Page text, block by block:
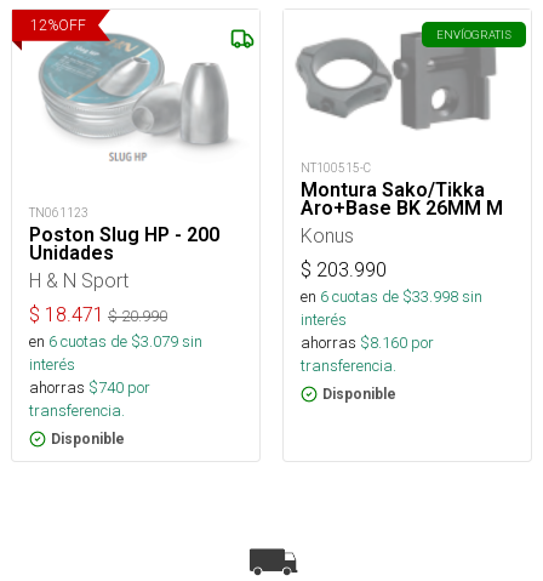
12%OFF
TN061123
Poston Slug HP - 200
Unidades
H & N Sport
$ 18.471 $20.990
en 6cuotas de $3.079sin
interés
ahorras $740 por
transferencia.
Disponible
ENVÍOGRATIS
NT100515-C
Montura Sako/Tikka
Aro+Base BK 26MM M
Konus
$ 203.990
en 6cuotas de $33.998sin
interés
ahorras $8.160 por
transferencia.
Disponible